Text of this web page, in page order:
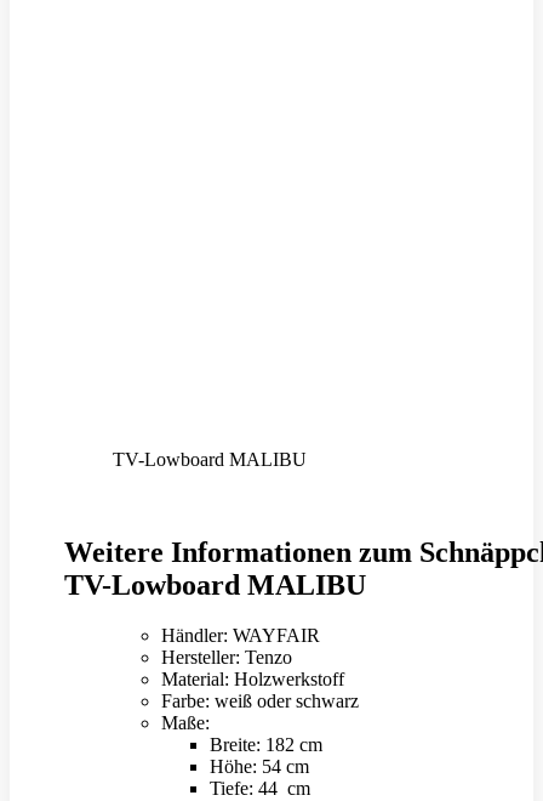
TV-Lowboard MALIBU
Weitere Informationen zum
TV-Lowboard MALIBU
Händler: WAYFAIR
Hersteller: Tenzo
Material: Holzwerkstoff
Farbe: weiß oder schwarz
Maße:
Breite: 182 cm
Höhe: 54 cm
Tiefe: 44 cm